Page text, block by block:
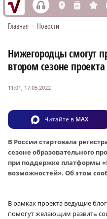
h L n s
Главная • Новости
Нижегородцы смогут
втором сезоне
11:01, 17.05.2022
Читайте в MAX
В России стартовала
сезоне образовательного
при поддержке платформы
возможностей». Об этом
В рамках проекта ведущие
помогут желающим развить